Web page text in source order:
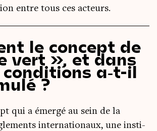
entre tous ces acteurs.
le concept de
vert », et dans
a‑t-il
?
qui a émer­gé au sein de la
inter­na­tio­naux, une ins­ti­